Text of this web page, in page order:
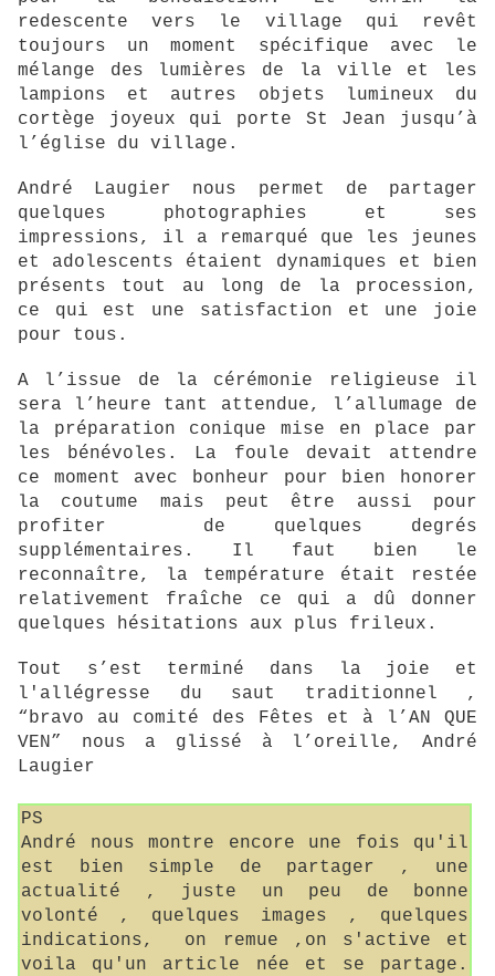
redescente vers le village qui revêt
toujours un moment spécifique avec le
mélange des lumières de la ville et les
lampions et autres objets lumineux du
cortège joyeux qui porte St Jean jusqu’à
l’église du village.
André Laugier nous permet de partager
quelques photographies et ses
impressions, il a remarqué que les jeunes
et adolescents étaient dynamiques et bien
présents tout au long de la procession,
ce qui est une satisfaction et une joie
pour tous.
A l’issue de la cérémonie religieuse il
sera l’heure tant attendue, l’allumage de
la préparation conique mise en place par
les bénévoles. La foule devait attendre
ce moment avec bonheur pour bien honorer
la coutume mais peut être aussi pour
profiter de quelques degrés
supplémentaires. Il faut bien le
reconnaître, la température était restée
relativement fraîche ce qui a dû donner
quelques hésitations aux plus frileux.
Tout s’est terminé dans la joie et
l'allégresse du saut traditionnel ,
“bravo au comité des Fêtes et à l’AN QUE
VEN” nous a glissé à l’oreille, André
Laugier
PS
André nous montre encore une fois qu'il
est bien simple de partager , une
actualité , juste un peu de bonne
volonté , quelques images , quelques
indications, on remue ,on s'active et
voila qu'un article née et se partage.